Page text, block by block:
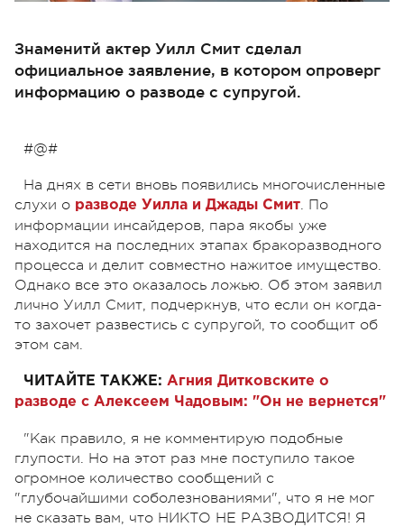
Знаменитй актер Уилл Смит сделал
официальное заявление, в котором опроверг
информацию о разводе с супругой.
#@#
На днях в сети вновь появились многочисленные
слухи о разводе Уилла и Джады Смит. По
информации инсайдеров, пара якобы уже
находится на последних этапах бракоразводного
процесса и делит совместно нажитое имущество.
Однако все это оказалось ложью. Об этом заявил
лично Уилл Смит, подчеркнув, что если он когда-
то захочет развестись с супругой, то сообщит об
этом сам.
ЧИТАЙТЕ ТАКЖЕ: Агния Дитковските о
разводе с Алексеем Чадовым: "Он не вернется"
"Как правило, я не комментирую подобные
глупости. Но на этот раз мне поступило такое
огромное количество сообщений с
"глубочайшими соболезнованиями", что я не мог
не сказать вам, что НИКТО НЕ РАЗВОДИТСЯ! Я